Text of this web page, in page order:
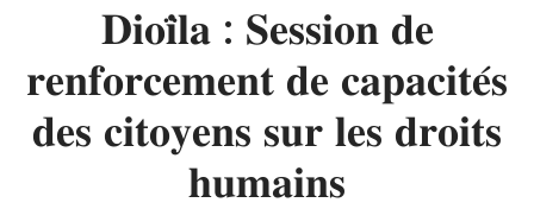
𝐃𝐢𝐨𝐢̈𝐥𝐚 : 𝐒𝐞𝐬𝐬𝐢𝐨𝐧 𝐝𝐞
𝐫𝐞𝐧𝐟𝐨𝐫𝐜𝐞𝐦𝐞𝐧𝐭 𝐝𝐞 𝐜𝐚𝐩𝐚𝐜𝐢𝐭𝐞́𝐬
𝐝𝐞𝐬 𝐜𝐢𝐭𝐨𝐲𝐞𝐧𝐬 𝐬𝐮𝐫 𝐥𝐞𝐬 𝐝𝐫𝐨𝐢𝐭𝐬
𝐡𝐮𝐦𝐚𝐢𝐧𝐬